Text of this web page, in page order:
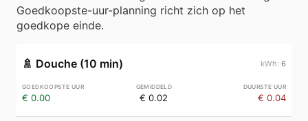
Goedkoopste-uur-planning richt zich op het
goedkope einde.
🚿 Douche (10 min) 6
€ 0.00 € 0.02 € 0.04